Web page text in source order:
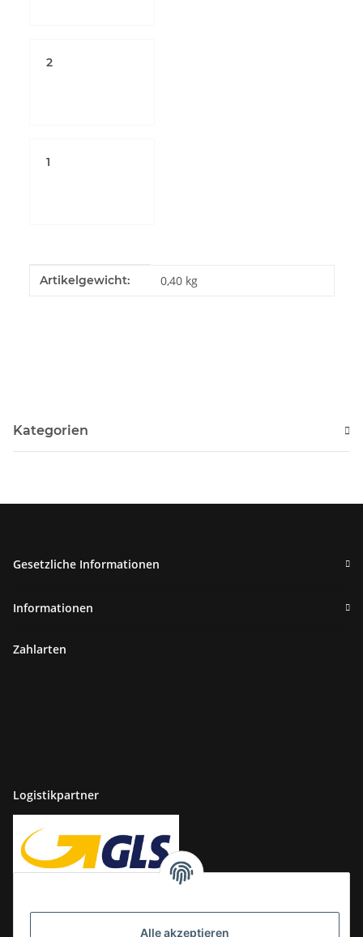
Alle akzeptieren
2
1
Produkteigenschaft
Wert
Artikelgewicht: 0,40 kg
Kategorien
Gesetzliche Informationen
Informationen
Zahlarten
Logistikpartner